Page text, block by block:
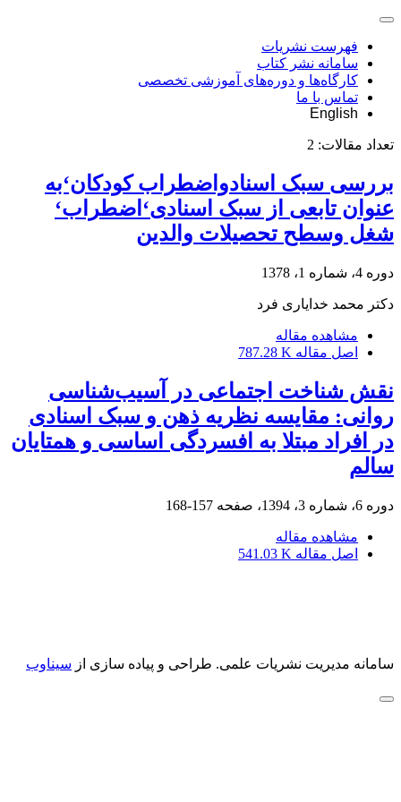
فهرست نشریات
سامانه نشر کتاب
کارگاه‌ها و دوره‌های آموزشی تخصصی
تماس با ما
English
تعداد مقالات: 2
بررسی سبک اسنادواضطراب کودکان‘به
عنوان تابعی از سبک اسنادی‘اضطراب‘
شغل وسطح تحصیلات والدین
دوره 4، شماره 1، 1378
دکتر محمد خدایاری فرد
مشاهده مقاله
اصل مقاله 787.28 K
نقش شناخت اجتماعی در آسیب‌شناسی
روانی: مقایسه نظریه ذهن و سبک اسنادی
در افراد مبتلا به افسردگی اساسی و همتایان
سالم
دوره 6، شماره 3، 1394، صفحه 157-168
مشاهده مقاله
اصل مقاله 541.03 K
سامانه مدیریت نشریات علمی. طراحی و پیاده سازی از سیناوب